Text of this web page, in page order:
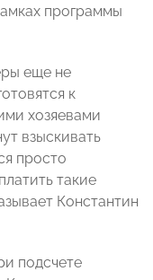
программы
еще не
к
хозяевами
взыскивать
просто
такие
Константин
подсчете